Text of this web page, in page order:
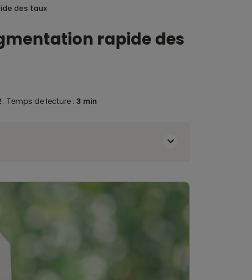
des taux
rapide des
. Temps de lecture : 3 min